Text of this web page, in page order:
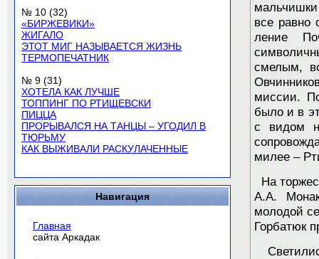
№ 10 (32)
«БИРЖЕВИКИ»
ЖИГАЛО
ЭТОТ МИГ НАЗЫВАЕТСЯ ЖИЗНЬ
ТЕРМОПЕЧАТНИК
№ 9 (31)
ХОТЕЛА КАК ЛУЧШЕ
ТОППИНГ ПО РТИЩЕВСКИ
ПИЦЦА
ПРОРЫВАЛСЯ НА ТАНЦЫ – УГОДИЛ В
ТЮРЬМУ
КАК ВЫЖИВАЛИ РАСКУЛАЧЕННЫЕ
Навигация
Главная
сайта Аркадак
все равно
ление
смелым,
миссии.
было и в
с видом
милее –
На
А.А.
молодой
Горбатюк